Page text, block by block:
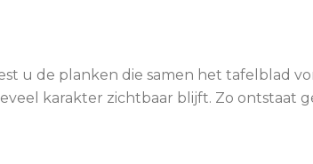
u de planken die samen het tafelblad
karakter zichtbaar blijft. Zo ontstaat